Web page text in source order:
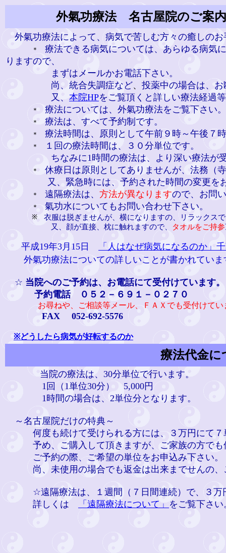
外氣功療法 名古屋院のご案内
外氣功療法によって、病気で苦しむ方々の癒しの
＊ 療法できる病気については、あらゆる病気
りますので、
まずはメールかお電話下さい。
尚、統合失調症など、 投薬中の場合は、
又、 本院HPをご覧頂くと詳しい療法経過
＊ 療法については、 外氣功療法をご覧下さい。
＊ 療法は、すべて予約制です。
＊ 療法時間は、原則として午前９時～午後７
＊
１回の療法時間は、３０分単位です。
ちなみに1時間の療法は、より深い療法が受
＊ 休療日は原則としてありませんが、法務（
又、緊急時には、予約された時間の変更を
＊ 遠隔療法は、 方法が異なりますので、お問
＊ 氣功水についてもお問い合わせ下さい。
※ 衣服は脱ぎませんが、横になりますの、リラックス
又、顔が直接、枕に触れますので、
タオルをご持参
平成19年3月15日
「人はなぜ病気になるのか」
外氣功療法についての詳しいことが書かれていま
☆ 当院へのご予約は、お電話にて受付けています。
予約電話 ０５２－６９１－０２７０
お尋ねや、ご相談等メール、ＦＡＸでも受付けて
FAX 052-692-5576
※どうしたら病気が好転するのか
療法代金に
当院の療法は、30分単位で行います。
1回（1単位30分） 5,000円
1時間の場合は、2単位分となります。
～名古屋院だけの特典～
何度も続けて受けられる方には、３万円にて７
予め、ご購入して頂きますが、ご家族の方でも
ご予約の際、ご希望の単位をお申込み下さい。
尚、未使用の場合でも返金は出来までせんの、
☆遠隔療法は、１週間（７日間連続）で、３万
詳しくは
「遠隔療法について」 をご覧下さい